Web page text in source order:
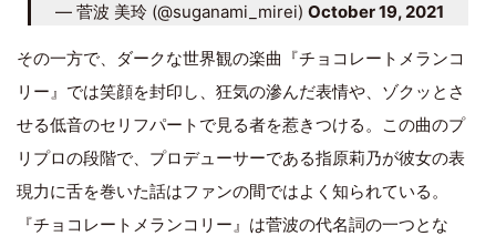
— 菅波 美玲 (@suganami_mirei) October 19, 2021
その一方で、ダークな世界観の楽曲『チョコレートメランコ
リー』では笑顔を封印し、狂気の滲んだ表情や、ゾクッとさ
せる低音のセリフパートで見る者を惹きつける。この曲のプ
リプロの段階で、プロデューサーである指原莉乃が彼女の表
現力に舌を巻いた話はファンの間ではよく知られている。
『チョコレートメランコリー』は菅波の代名詞の一つとな